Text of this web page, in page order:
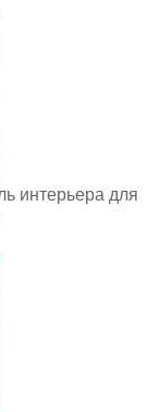
интерьера для